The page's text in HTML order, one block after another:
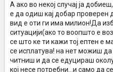
А ако во некој случај ја
е да одиш кај добар проверен
вид е оти ги има милион!Да
ситуацији(ако то воопшто е
се што ке ти кажи тој.ептен е
се исплатува! на нет можиш
читниш и да се едуцираш
кој несе потребни...и само да